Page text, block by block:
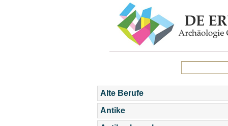
Alte Berufe
Antike